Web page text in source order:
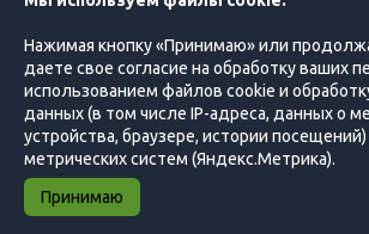
ЗАКАЗЧИКУ ПЕРЕВОДЧИКУ
КОНТАКТЫ
© 2009 – 2026 Lingvista.ru
Разработка сайта — Online-Media
Нажимая кнопку «Принимаю» или
даете свое согласие на обработку ваших
использованием файлов cookie и
данных (в том числе IP-адреса, данных о
устройства, браузере, истории
метрических систем (Яндекс.Метрика).
Принимаю